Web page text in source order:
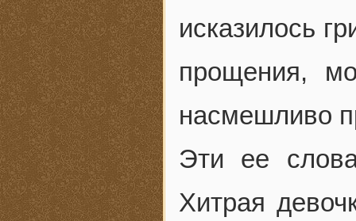
исказилось
прощения,
насмешливо
Эти ее
Хитрая